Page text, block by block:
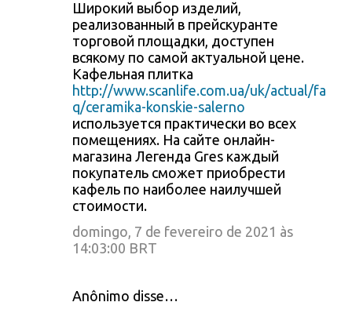
Широкий выбор изделий,
реализованный в прейскуранте
торговой площадки, доступен
всякому по самой актуальной цене.
Кафельная плитка
http://www.scanlife.com.ua/uk/actual/fa
q/ceramika-konskie-salerno
используется практически во всех
помещениях. На сайте онлайн-
магазина Легенда Gres каждый
покупатель сможет приобрести
кафель по наиболее наилучшей
стоимости.
domingo, 7 de fevereiro de 2021 às
14:03:00 BRT
Anônimo disse…